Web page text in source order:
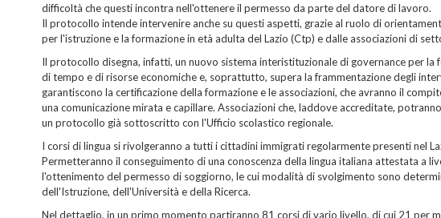
difficoltà che questi incontra nell'ottenere il permesso da parte del datore di lavoro.
Il protocollo intende intervenire anche su questi aspetti, grazie al ruolo di
per l'istruzione e la formazione in età adulta del Lazio (Ctp) e dalle associazioni di
Il protocollo disegna, infatti, un nuovo sistema interistituzionale di governance per
di tempo e di risorse economiche e, soprattutto, supera la frammentazione degli
garantiscono la certificazione della formazione e le associazioni, che avranno il
una comunicazione mirata e capillare. Associazioni che, laddove accreditate,
un protocollo già sottoscritto con l'Ufficio scolastico regionale.
I corsi di lingua si rivolgeranno a tutti i cittadini immigrati regolarmente presenti nel
Permetteranno il conseguimento di una conoscenza della lingua italiana attestata a
l'ottenimento del permesso di soggiorno, le cui modalità di svolgimento sono
dell'Istruzione, dell'Università e della Ricerca.
Nel dettaglio, in un primo momento partiranno 81 corsi di vario livello, di cui 21 per